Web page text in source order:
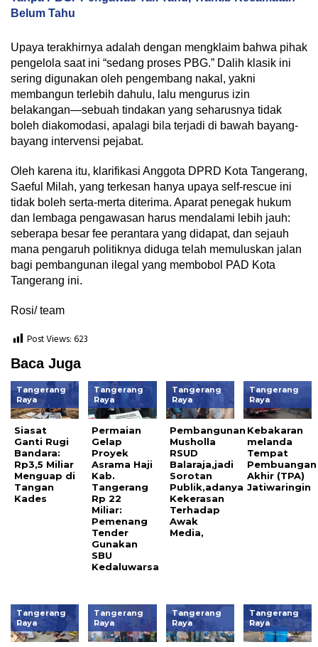
Belum Tahu
Upaya terakhirnya adalah dengan mengklaim bahwa pihak
pengelola saat ini “sedang proses PBG.” Dalih klasik ini
sering digunakan oleh pengembang nakal, yakni
membangun terlebih dahulu, lalu mengurus izin
belakangan—sebuah tindakan yang seharusnya tidak
boleh diakomodasi, apalagi bila terjadi di bawah bayang-
bayang intervensi pejabat.
Oleh karena itu, klarifikasi Anggota DPRD Kota Tangerang,
Saeful Milah, yang terkesan hanya upaya self-rescue ini
tidak boleh serta-merta diterima. Aparat penegak hukum
dan lembaga pengawasan harus mendalami lebih jauh:
seberapa besar fee perantara yang didapat, dan sejauh
mana pengaruh politiknya diduga telah memuluskan jalan
bagi pembangunan ilegal yang membobol PAD Kota
Tangerang ini.
Rosi/ team
Post Views:623
Baca Juga
Tangerang
Raya
Siasat
Ganti Rugi
Bandara:
Rp3,5 Miliar
Menguap di
Tangan
Kades
Tangerang
Raya
Permaian
Gelap
Proyek
Asrama Haji
Kab.
Tangerang
Rp 22
Miliar:
Pemenang
Tender
Gunakan
SBU
Kedaluwarsa
Tangerang
Raya
Pembangunan
Musholla
RSUD
Balaraja,jadi
Sorotan
Publik,adanya
Kekerasan
Terhadap
Awak
Media,
Tangerang
Raya
Kebakaran
melanda
Tempat
Pembuangan
Akhir (TPA)
Jatiwaringin
Tangerang
Raya
Tangerang
Raya
Tangerang
Raya
Tangerang
Raya